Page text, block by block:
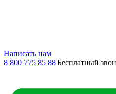
Написать нам
8 800 775 85 88 Бесплатный